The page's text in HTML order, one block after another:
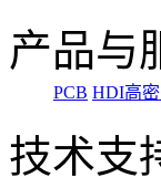
产品与
PCB HDI高
技术支